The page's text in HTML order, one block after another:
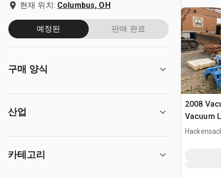
현재 위치: Columbus, OH
예정된 판매 완료
구매 양식
산업
카테고리
2008
Vacuum